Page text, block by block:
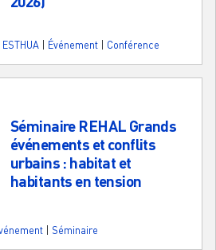
Événement Conférence
Séminaire REHAL Grands
événements et conflits
urbains : habitat et
habitants en tension
Séminaire